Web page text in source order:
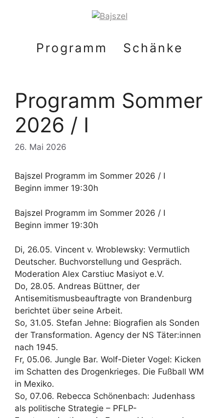
Programm Schänke
Programm Sommer
2026 / I
26. Mai 2026
Bajszel Programm im Sommer 2026 / I
Beginn immer 19:30h
Bajszel Programm im Sommer 2026 / I
Beginn immer 19:30h
Di, 26.05. Vincent v. Wroblewsky: Vermutlich
Deutscher. Buchvorstellung und Gespräch.
Moderation Alex Carstiuc Masiyot e.V.
Do, 28.05. Andreas Büttner, der
Antisemitismusbeauftragte von Brandenburg
berichtet über seine Arbeit.
So, 31.05. Stefan Jehne: Biografien als Sonden
der Transformation. Agency der NS Täter:innen
nach 1945.
Fr, 05.06. Jungle Bar. Wolf-Dieter Vogel: Kicken
im Schatten des Drogenkrieges. Die Fußball WM
in Mexiko.
So, 07.06. Rebecca Schönenbach: Judenhass
als politische Strategie – PFLP-